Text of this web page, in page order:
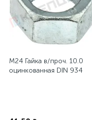
М24 Гайка в/проч. 10.0
оцинкованная DIN 934